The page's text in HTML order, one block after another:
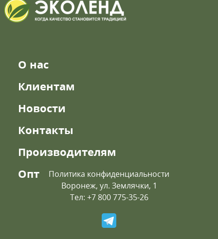
О нас
Клиентам
Новости
Контакты
Производителям
Опт
Политика конфиденциальности
Воронеж, ул. Землячки, 1
Тел: +7 800 775-35-26